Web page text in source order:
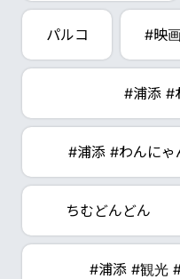
パルコ #映
#浦添 #
#浦添 #わんに
ちむどんどん
#浦添 #観光